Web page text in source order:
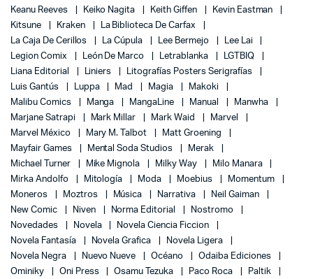
Keanu Reeves
Keiko Nagita Keith Giffen
Kevin Eastman
Kitsune
Kraken
La Biblioteca De Carfax
La Caja De Cerillos
La Cúpula Lee Bermejo
Lee Lai
Legion Comix
León De Marco Letrablanka
LGTBIQ
Liana Editorial
Liniers
Litografías Posters Serigrafías
Luis Gantús
Luppa Mad Magia
Makoki
Malibu Comics
Manga MangaLine Manual
Manwha
Marjane Satrapi
Mark Millar Mark Waid
Marvel
Marvel México
Mary M. Talbot
Matt Groening
Mayfair Games
Mental Soda Studios
Merak
Michael Turner
Mike Mignola Milky Way
Milo Manara
Mirka Andolfo
Mitología Moda Moebius
Momentum
Moneros
Moztros Música Narrativa
Neil Gaiman
New Comic
Niven Norma Editorial
Nostromo
Novedades
Novela
Novela Ciencia Ficcion
Novela Fantasía
Novela Grafica
Novela Ligera
Novela Negra
Nuevo Nueve Océano
Odaiba Ediciones
Ominiky
Oni Press Osamu Tezuka Paco Roca
Paltik